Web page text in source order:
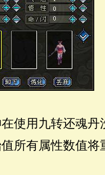
使用九转还魂
所有属性数值